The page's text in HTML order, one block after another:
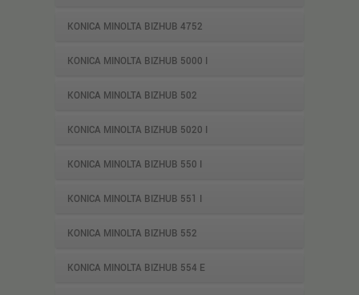
KONICA MINOLTA BIZHUB 4752
KONICA MINOLTA BIZHUB 5000 I
KONICA MINOLTA BIZHUB 502
KONICA MINOLTA BIZHUB 5020 I
KONICA MINOLTA BIZHUB 550 I
KONICA MINOLTA BIZHUB 551 I
KONICA MINOLTA BIZHUB 552
KONICA MINOLTA BIZHUB 554 E